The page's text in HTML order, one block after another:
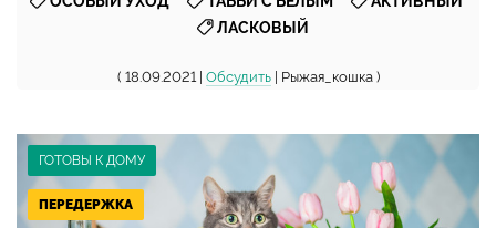
ЛАСКОВЫЙ
( 18.09.2021 | Обсудить| Рыжая_кошка )
ГОТОВЫ К ДОМУ
ПЕРЕДЕРЖКА